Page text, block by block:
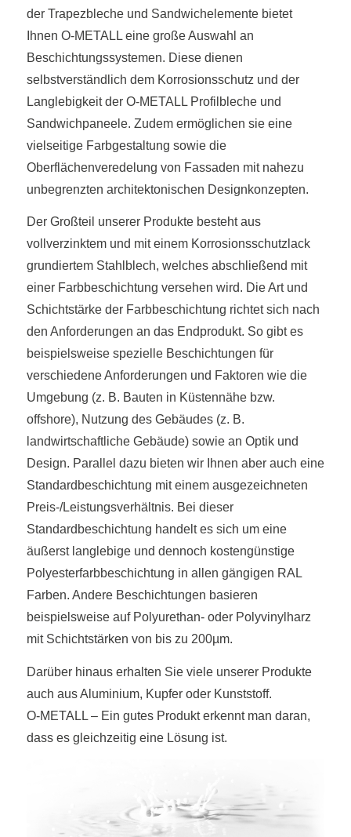
der Trapezbleche und Sandwichelemente bietet
Ihnen O-METALL eine große Auswahl an
Beschichtungssystemen. Diese dienen
selbstverständlich dem Korrosionsschutz und der
Langlebigkeit der O-METALL Profilbleche und
Sandwichpaneele. Zudem ermöglichen sie eine
vielseitige Farbgestaltung sowie die
Oberflächenveredelung von Fassaden mit nahezu
unbegrenzten architektonischen Designkonzepten.
Der Großteil unserer Produkte besteht aus
vollverzinktem und mit einem Korrosionsschutzlack
grundiertem Stahlblech, welches abschließend mit
einer Farbbeschichtung versehen wird. Die Art und
Schichtstärke der Farbbeschichtung richtet sich nach
den Anforderungen an das Endprodukt. So gibt es
beispielsweise spezielle Beschichtungen für
verschiedene Anforderungen und Faktoren wie die
Umgebung (z. B. Bauten in Küstennähe bzw.
offshore), Nutzung des Gebäudes (z. B.
landwirtschaftliche Gebäude) sowie an Optik und
Design. Parallel dazu bieten wir Ihnen aber auch eine
Standardbeschichtung mit einem ausgezeichneten
Preis-/Leistungsverhältnis. Bei dieser
Standardbeschichtung handelt es sich um eine
äußerst langlebige und dennoch kostengünstige
Polyesterfarbbeschichtung in allen gängigen RAL
Farben. Andere Beschichtungen basieren
beispielsweise auf Polyurethan- oder Polyvinylharz
mit Schichtstärken von bis zu 200µm.
Darüber hinaus erhalten Sie viele unserer Produkte
auch aus Aluminium, Kupfer oder Kunststoff.
O-METALL – Ein gutes Produkt erkennt man daran,
dass es gleichzeitig eine Lösung ist.